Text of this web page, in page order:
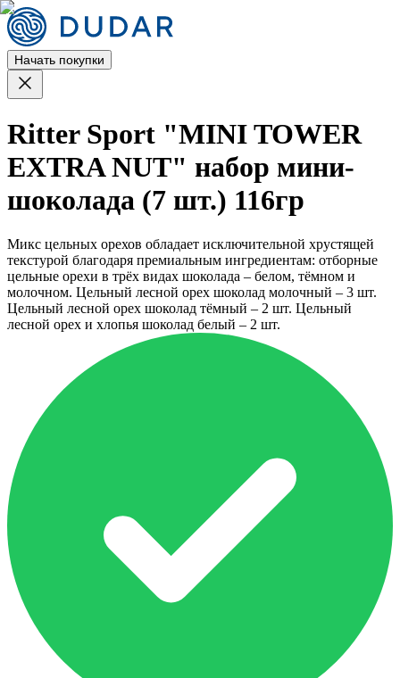
Начать покупки
Ritter Sport "MINI TOWER
EXTRA NUT" набор мини-
шоколада (7 шт.) 116гр
Микс цельных орехов обладает исключительной хрустящей
текстурой благодаря премиальным ингредиентам: отборные
цельные орехи в трёх видах шоколада – белом, тёмном и
молочном. Цельный лесной орех шоколад молочный – 3 шт.
Цельный лесной орех шоколад тёмный – 2 шт. Цельный
лесной орех и хлопья шоколад белый – 2 шт.